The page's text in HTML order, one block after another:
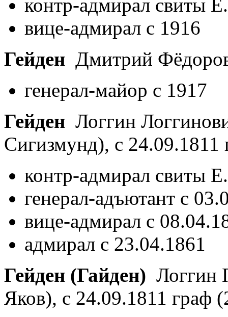
контр-адмирал свиты
вице-адмирал с 1916
Гейден Дмитрий
генерал-майор с 1917
Гейден Логгин
Сигизмунд), с 24.09.1811
контр-адмирал свиты
генерал-адъютант с
вице-адмирал с
адмирал с 23.04.1861
Гейден (Гайден) Логгин
Яков), с 24.09.1811 граф